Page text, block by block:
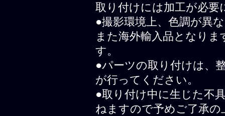
取り付けには加工が必要
●撮影環境上、色調が異
また海外輸入品となり
す。
●パーツの取り付けは、
が行ってください。
●取り付け中に生じた不
ねますので予めご了承